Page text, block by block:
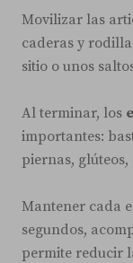
Movilizar las
caderas y
sitio o unos
Al terminar, los
importantes:
piernas,
Mantener cada
segundos,
permite reducir